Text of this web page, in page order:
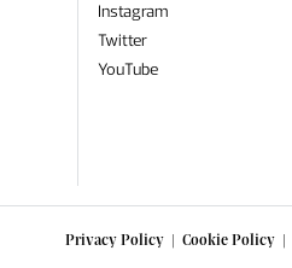
Privacy Policy| Cookie Policy|
Instagram
Twitter
YouTube